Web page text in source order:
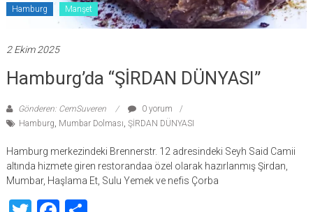
Hamburg Manşet
2 Ekim 2025
Hamburg’da “ŞİRDAN DÜNYASI”
Gönderen: CemSuveren
0 yorum
Hamburg, Mumbar Dolması, ŞİRDAN DÜNYASI
Hamburg merkezindeki Brennerstr. 12 adresindeki Seyh Said Camii
altında hizmete giren restorandaa özel olarak hazırlanmış Şirdan,
Mumbar, Haşlama Et, Sulu Yemek ve nefis Çorba